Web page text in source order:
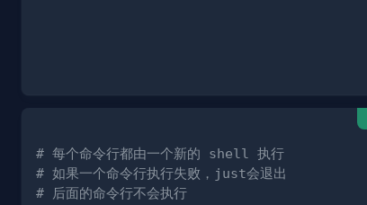
# 每个命令行都由一个新的 shell 执行
# 如果一个命令行执行失败，just会退出
# 后面的命令行不会执行